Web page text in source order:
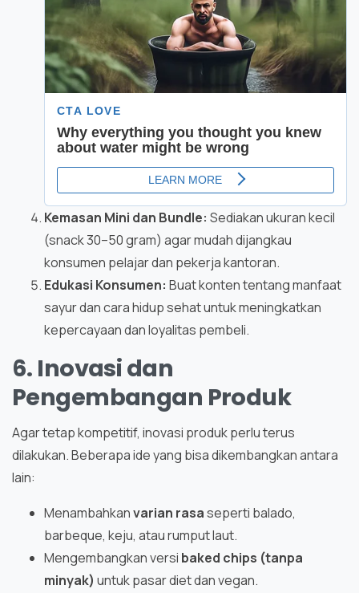
Kemasan Mini dan Bundle: Sediakan ukuran kecil
(snack 30–50 gram) agar mudah dijangkau
konsumen pelajar dan pekerja kantoran.
Edukasi Konsumen: Buat konten tentang manfaat
sayur dan cara hidup sehat untuk meningkatkan
kepercayaan dan loyalitas pembeli.
6. Inovasi dan
Pengembangan Produk
Agar tetap kompetitif, inovasi produk perlu terus
dilakukan. Beberapa ide yang bisa dikembangkan antara
lain:
Menambahkanvarian rasaseperti balado,
barbeque, keju, atau rumput laut.
Mengembangkan versi baked chips (tanpa
minyak) untuk pasar diet dan vegan.